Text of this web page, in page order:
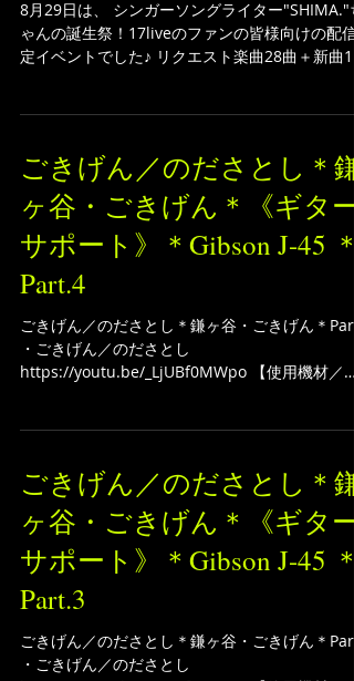
SHIMA.誕生祭！29曲完走！
8月29日は、 シンガーソングライター"SHIMA."ち
定イベントでした♪ リクエスト楽曲28曲＋新曲1
名曲の数々。。 譜面制作からフレーズのコピーま
でとても勉強になりました...
ごきげん／のださとし＊鎌
ヶ谷・ごきげん＊《ギター
サポート》＊Gibson J-45 ＊
Part.4
ごきげん／のださとし＊鎌ヶ谷・ごきげん＊
https://youtu.be/_LjUBf0MWpo 【使用機材／
タムオーディオジャパン ギターケーブル...
ごきげん／のださとし＊鎌
ヶ谷・ごきげん＊《ギター
サポート》＊Gibson J-45 ＊
Part.3